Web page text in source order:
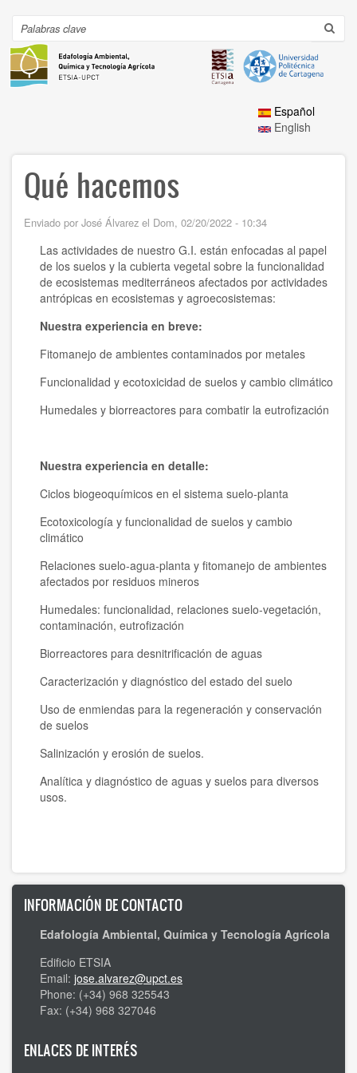
contenido
principal
Search
Español
English
Qué hacemos
Enviado por José Álvarez el Dom, 02/20/2022 - 10:34
Las actividades de nuestro G.I. están enfocadas al papel
de los suelos y la cubierta vegetal sobre la funcionalidad
de ecosistemas mediterráneos afectados por actividades
antrópicas en ecosistemas y agroecosistemas:
Nuestra experiencia en breve:
Fitomanejo de ambientes contaminados por metales
Funcionalidad y ecotoxicidad de suelos y cambio climático
Humedales y biorreactores para combatir la eutrofización
Nuestra experiencia en detalle:
Ciclos biogeoquímicos en el sistema suelo-planta
Ecotoxicología y funcionalidad de suelos y cambio
climático
Relaciones suelo-agua-planta y fitomanejo de ambientes
afectados por residuos mineros
Humedales: funcionalidad, relaciones suelo-vegetación,
contaminación, eutrofización
Biorreactores para desnitrificación de aguas
Caracterización y diagnóstico del estado del suelo
Uso de enmiendas para la regeneración y conservación
de suelos
Salinización y erosión de suelos.
Analítica y diagnóstico de aguas y suelos para diversos
usos.
INFORMACIÓN DE CONTACTO
Edafología Ambiental, Química y Tecnología Agrícola
Edificio ETSIA
Email: jose.alvarez@upct.es
Phone: (+34) 968 325543
Fax: (+34) 968 327046
ENLACES DE INTERÉS